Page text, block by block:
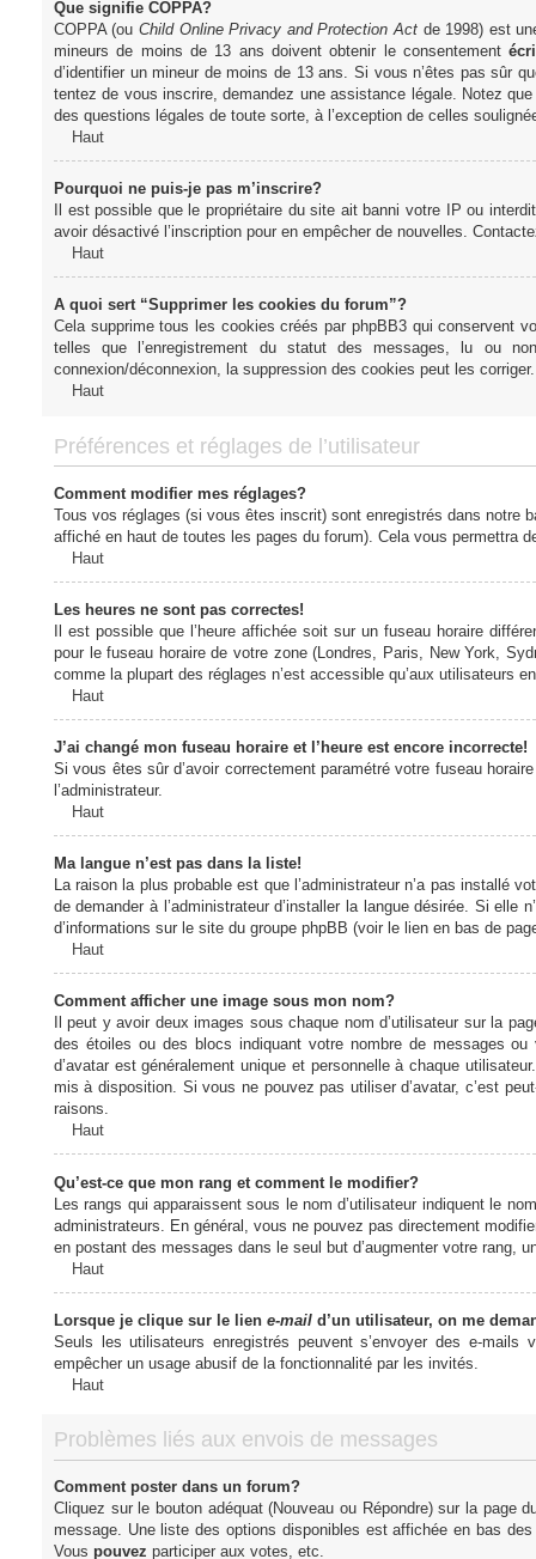
Que signifie COPPA?
COPPA (ouChild Online Privacy and Protection Act de 1998) est
mineurs de moins de 13 ans doivent obtenir le consentement
d’identifier un mineur de moins de 13 ans. Si vous n’êtes pas sûr
tentez de vous inscrire, demandez une assistance légale. Notez
des questions légales de toute sorte, à l’exception de celles
Haut
Pourquoi ne puis-je pas m’inscrire?
Il est possible que le propriétaire du site ait banni votre IP ou
avoir désactivé l’inscription pour en empêcher de nouvelles.
Haut
A quoi sert “Supprimer les cookies du forum”?
Cela supprime tous les cookies créés par phpBB3 qui conservent
telles que l’enregistrement du statut des messages, lu ou
connexion/déconnexion, la suppression des cookies peut les corriger.
Haut
Préférences et réglages de l’utilisateur
Comment modifier mes réglages?
Tous vos réglages (si vous êtes inscrit) sont enregistrés dans notre
affiché en haut de toutes les pages du forum). Cela vous permettra
Haut
Les heures ne sont pas correctes!
Il est possible que l’heure affichée soit sur un fuseau horaire
pour le fuseau horaire de votre zone (Londres, Paris, New York,
comme la plupart des réglages n’est accessible qu’aux utilisateurs
Haut
J’ai changé mon fuseau horaire et l’heure est encore incorrecte!
Si vous êtes sûr d’avoir correctement paramétré votre fuseau
l’administrateur.
Haut
Ma langue n’est pas dans la liste!
La raison la plus probable est que l’administrateur n’a pas installé
de demander à l’administrateur d’installer la langue désirée. Si
d’informations sur le site du groupe phpBB (voir le lien en bas de
Haut
Comment afficher une image sous mon nom?
Il peut y avoir deux images sous chaque nom d’utilisateur sur la
des étoiles ou des blocs indiquant votre nombre de messages
d’avatar est généralement unique et personnelle à chaque
mis à disposition. Si vous ne pouvez pas utiliser d’avatar, c’est
raisons.
Haut
Qu’est-ce que mon rang et comment le modifier?
Les rangs qui apparaissent sous le nom d’utilisateur indiquent le
administrateurs. En général, vous ne pouvez pas directement
en postant des messages dans le seul but d’augmenter votre rang,
Haut
Lorsque je clique sur le lien e-maild’un utilisateur, on me
Seuls les utilisateurs enregistrés peuvent s’envoyer des e-
empêcher un usage abusif de la fonctionnalité par les invités.
Haut
Problèmes liés aux envois de messages
Comment poster dans un forum?
Cliquez sur le bouton adéquat (Nouveau ou Répondre) sur la page
message. Une liste des options disponibles est affichée en bas
Vous pouvez participer aux votes, etc.